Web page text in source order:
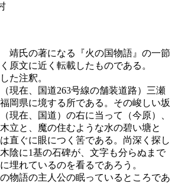
氏の著になる『火の国物語』の一節
原文に近く転載したものである。
た注釈。
現在、国道263号線の舗装道路）三瀬
岡県に境する所である。その峻しい坂
現在、国道）の右に当って（今原）、
立と、魔の住むような水の碧い塘と
直ぐに眼につく筈である。尚深く探し
陰に1基の石碑が、文字も分らぬまで
埋れているのを看るであろう。
物語の主人公の眠っているところであ